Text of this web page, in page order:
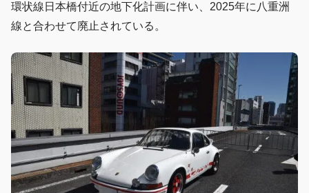
環状線日本橋付近の地下化計画に伴い、2025年に八重洲
線と合わせて廃止されている。